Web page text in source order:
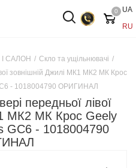
UA
RU
0
І САЛОН / Скло та ущільнювачі /
зовнішній Джилі МК1 МК2 МК Крос
- 1018004790 ОРИГИНАЛ
передньої лівої
МК2 МК Крос Geely
GC6 - 1018004790